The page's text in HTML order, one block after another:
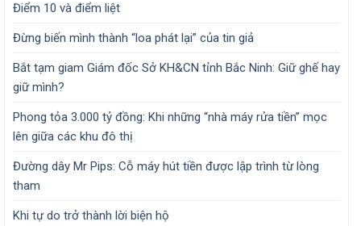
Điểm 10 và điểm liệt
Đừng biến mình thành “loa phát lại” của tin giả
Bắt tạm giam Giám đốc Sở KH&CN tỉnh Bắc Ninh: Giữ ghế hay
giữ mình?
Phong tỏa 3.000 tỷ đồng: Khi những “nhà máy rửa tiền” mọc
lên giữa các khu đô thị
Đường dây Mr Pips: Cỗ máy hút tiền được lập trình từ lòng
tham
Khi tự do trở thành lời biện hộ